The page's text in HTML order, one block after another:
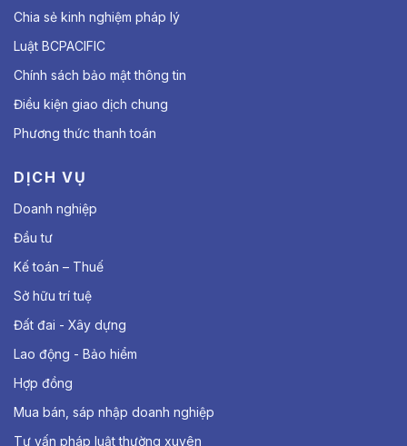
Chia sẻ kinh nghiệm pháp lý
Luật BCPACIFIC
Chính sách bảo mật thông tin
Điều kiện giao dịch chung
Phương thức thanh toán
DỊCH VỤ
Doanh nghiệp
Đầu tư
Kế toán – Thuế
Sở hữu trí tuệ
Đất đai - Xây dựng
Lao động - Bảo hiểm
Hợp đồng
Mua bán, sáp nhập doanh nghiệp
Tư vấn pháp luật thường xuyên